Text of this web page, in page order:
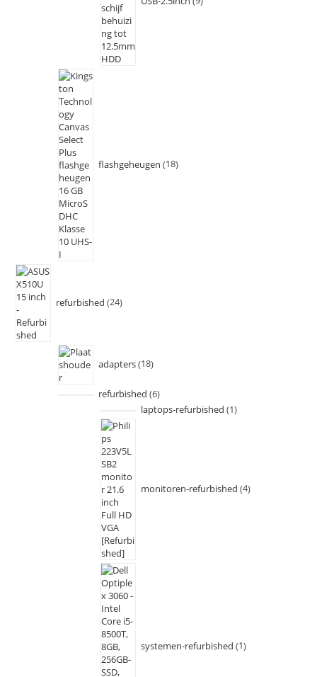
flashgeheugen 18
refurbished 24
adapters 18
refurbished 6
laptops-refurbished 1
monitoren-refurbished 4
systemen-refurbished 1